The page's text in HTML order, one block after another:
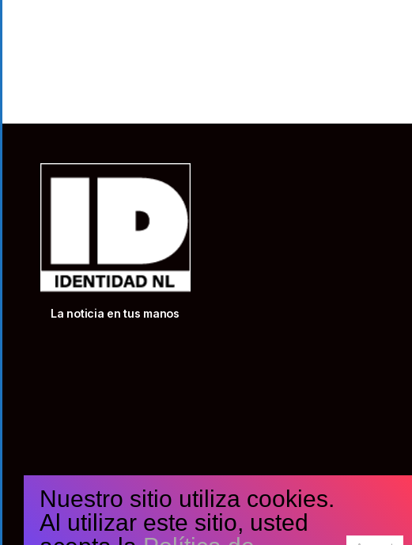
La noticia en tus manos
Nuestro sitio utiliza cookies.
Al utilizar este sitio, usted